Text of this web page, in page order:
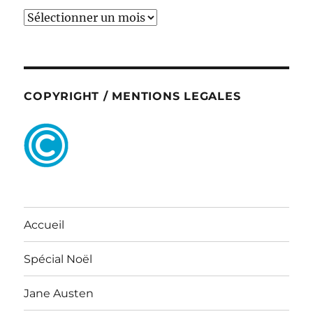
ARCHIVES
COPYRIGHT / MENTIONS LEGALES
Accueil
Spécial Noël
Jane Austen